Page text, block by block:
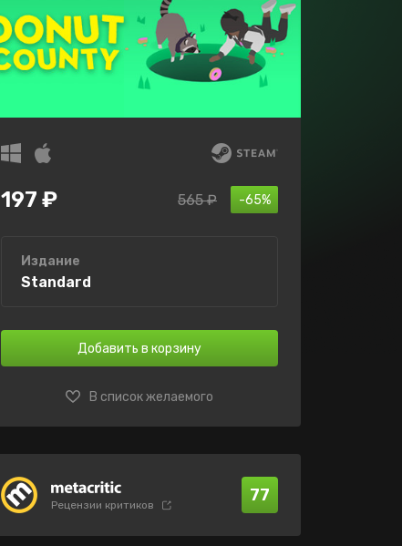
197 ₽ -65%
565 ₽
Издание
Standard
Добавить в корзину
В список желаемого
Рецензии критиков 77